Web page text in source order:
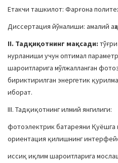
Етакчи ташкилот: Фарғона
Диссертация йўналиши: амалий
II. Тадқиқотнинг мақсади:
нурланиши учун оптимал
шароитларига мўлжалланган
бириктирилган энергетик
иборат.
III. Тадқиқотнинг илмий янгилиги:
фотоэлектрик батареяни
ориентация қилишнинг
иссиқ иқлим шароитларига